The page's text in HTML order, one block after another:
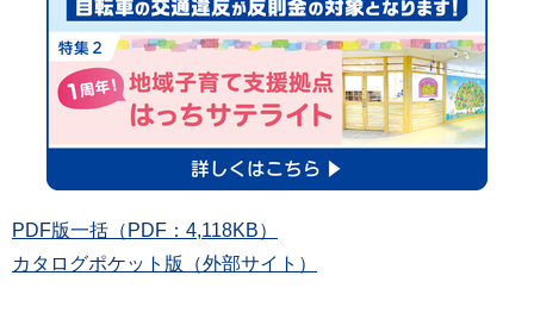
PDF版一括（PDF：4,118KB）
カタログポケット版（外部サイト）